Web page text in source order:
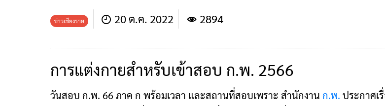
ข่าวเชียงราย 20 ต.ค. 2022 2894
การแต่งกายสำหรับเข้าสอบ ก.พ. 2566
วันสอบ ก.พ. 66 ภาค ก พร้อมเวลา และสถานที่สอบเพราะ สำนักงาน ก.พ. ประกาศเ